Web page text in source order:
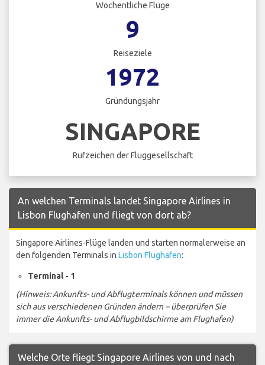
Wöchentliche Flüge
9
Reiseziele
1972
Gründungsjahr
SINGAPORE
Rufzeichen der Fluggesellschaft
An welchen Terminals landet Singapore Airlines in
Lisbon Flughafen und fliegt von dort ab?
Singapore Airlines-Flüge landen und starten normalerweise an
den folgenden Terminals in Lisbon Flughafen:
Terminal - 1
(Hinweis: Ankunfts- und Abflugterminals können und müssen
sich aus verschiedenen Gründen ändern – überprüfen Sie
immer die Ankunfts- und Abflugbildschirme am Flughafen)
Welche Orte fliegt Singapore Airlines von und nach